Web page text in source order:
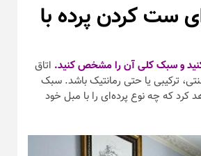
ست کردن پرده با
اتاق
ترکیبی یا حتی رمانتیک باشد. سبک
که چه نوع پرده‌ای را با مبل خود